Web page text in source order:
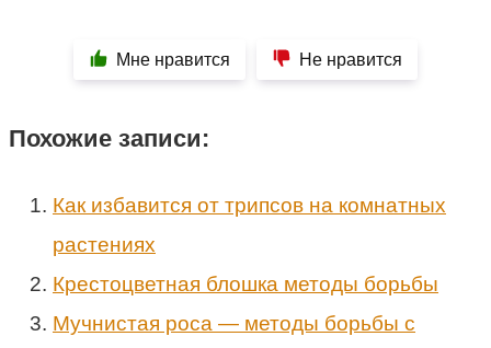
Мне нравится Не нравится
Похожие записи:
Как избавится от трипсов на комнатных
растениях
Крестоцветная блошка методы борьбы
Мучнистая роса — методы борьбы с